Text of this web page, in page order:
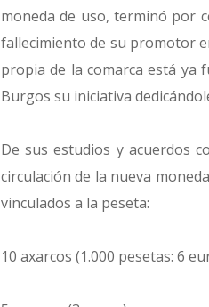
moneda de uso, terminó por
fallecimiento de su promotor
propia de la comarca está ya
Burgos su iniciativa
De sus estudios y acuerdos
circulación de la nueva
vinculados a la peseta:
10 axarcos (1.000 pesetas: 6